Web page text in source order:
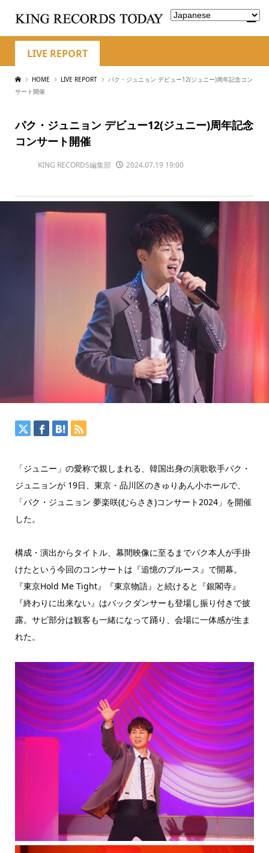
LIVE REPORT
HOME LIVE REPORT
パク・ジュニョン デビュー12(ジュニー)周年記念コン
サート開催
パク・ジュニョン デビュー12(ジュニー)周年記念
コンサート開催
KING RECORDS編集部 2024.07.19 19:00
「ジュニー」の愛称で親しまれる、韓国出身の演歌歌手パク・
ジュニョンが 19日、東京・品川区のきゅりあん小ホールで、
「パク・ジュニョン 夢楽咲(むらさき)コンサート2024」を開催
した。
構成・演出からタイトル、幕間映像に至るまでパク本人が手掛
けたという今回のコンサートは『追憶のブルース』で開幕。
『東京Hold Me Tight』『東京物語』と続けると『銀閣寺』
『終わりに出来ない』はバックダンサーも登場し振り付きで披
露。サビ部分は観客も一緒になって踊り、会場に一体感が生ま
れた。